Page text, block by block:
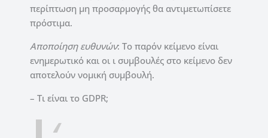
περίπτωση μη προσαρμογής θα αντιμετωπίσετε
πρόστιμα.
Αποποίηση ευθυνών: Το παρόν κείμενο είναι
ενημερωτικό και οι ι συμβουλές στο κείμενο δεν
αποτελούν νομική συμβουλή.
– Τι είναι το GDPR;